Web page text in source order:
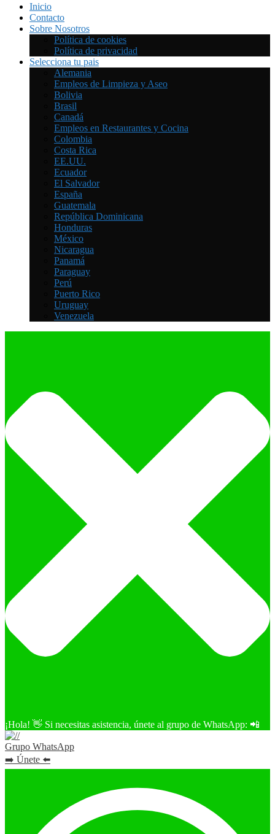
Inicio
Contacto
Sobre Nosotros
Política de cookies
Política de privacidad
Selecciona tu pais
Alemania
Empleos de Limpieza y Aseo
Bolivia
Brasil
Canadá
Empleos en Restaurantes y Cocina
Colombia
Costa Rica
EE.UU.
Ecuador
El Salvador
España
Guatemala
República Dominicana
Honduras
México
Nicaragua
Panamá
Paraguay
Perú
Puerto Rico
Uruguay
Venezuela
¡Hola! 👋 Si necesitas asistencia, únete al grupo de WhatsApp: 📲
Grupo WhatsApp
➡️ Únete ⬅️